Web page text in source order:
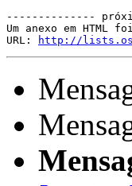
--------------
Um anexo em HTML
URL:
http://